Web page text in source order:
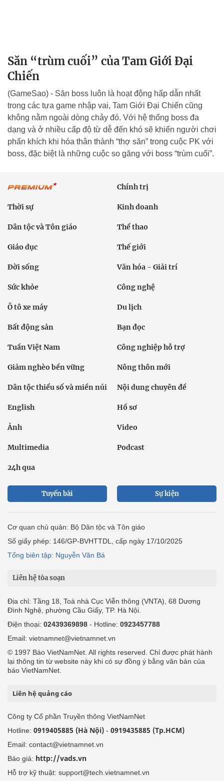
Săn “trùm cuối” của Tam Giới Đại
Chiến
(GameSao) - Săn boss luôn là hoạt động hấp dẫn nhất
trong các tựa game nhập vai, Tam Giới Đại Chiến cũng
không nằm ngoài dòng chảy đó. Với hệ thống boss đa
dạng và ở nhiều cấp độ từ dễ đến khó sẽ khiến người chơi
phấn khích khi hóa thân thành “thợ săn” trong cuộc PK với
boss, đặc biệt là những cuộc so găng với boss “trùm cuối”.
Chính trị
Thời sự Kinh doanh
Dân tộc và Tôn giáo Thể thao
Giáo dục Thế giới
Đời sống Văn hóa - Giải trí
Sức khỏe Công nghệ
Ô tô xe máy Du lịch
Bất động sản Bạn đọc
Tuần Việt Nam Công nghiệp hỗ trợ
Giảm nghèo bền vững Nông thôn mới
Dân tộc thiểu số và miền núi Nội dung chuyên đề
English Hồ sơ
Ảnh Video
Multimedia Podcast
24h qua
Tuyến bài Sự kiện
Cơ quan chủ quản: Bộ Dân tộc và Tôn giáo
Số giấy phép: 146/GP-BVHTTDL, cấp ngày 17/10/2025
Tổng biên tập: Nguyễn Văn Bá
Liên hệ tòa soạn
Địa chỉ: Tầng 18, Toà nhà Cục Viễn thông (VNTA), 68 Dương
Đình Nghệ, phường Cầu Giấy, TP. Hà Nội.
Điện thoại: 02439369898 - Hotline: 0923457788
Email: vietnamnet@vietnamnet.vn
© 1997 Báo VietNamNet. All rights reserved. Chỉ được phát hành
lại thông tin từ website này khi có sự đồng ý bằng văn bản của
báo VietNamNet.
Liên hệ quảng cáo
Công ty Cổ phần Truyền thông VietNamNet
Hotline: 0919405885 (Hà Nội) - 0919435885 (Tp.HCM)
Email: contact@vietnamnet.vn
Báo giá: http://vads.vn
Hỗ trợ kỹ thuật: support@tech.vietnamnet.vn